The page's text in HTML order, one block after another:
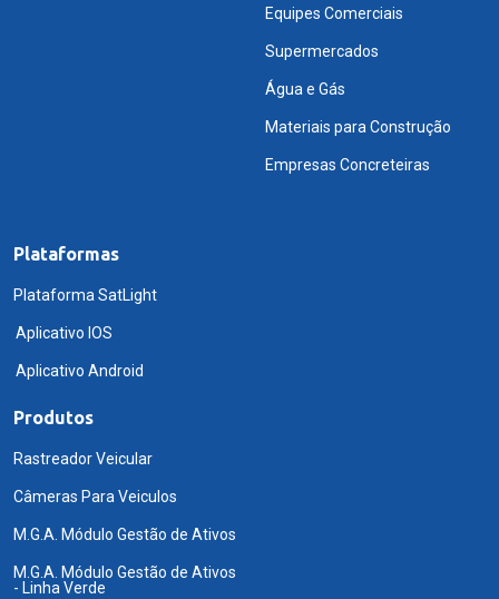
Equipes Comerciais
Supermercados
Água e Gás
Materiais para Construção
Empresas Concreteiras
Plataformas
Plataforma SatLight
Aplicativo IOS
Aplicativo Android
Produtos
Rastreador Veicular
Câmeras Para Veiculos
M.G.A. Módulo Gestão de Ativos
M.G.A. Módulo Gestão de Ativos
- Linha Verde